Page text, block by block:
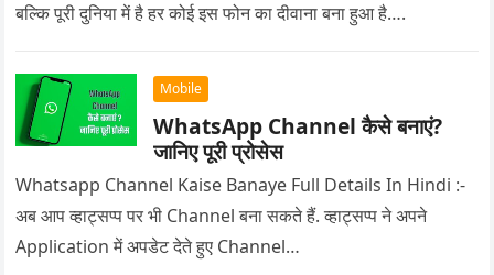
बल्कि पूरी दुनिया में है हर कोई इस फोन का दीवाना बना हुआ है….
Mobile
WhatsApp Channel कैसे बनाएं?
जानिए पूरी प्रोसेस
Whatsapp Channel Kaise Banaye Full Details In Hindi :-
अब आप व्हाट्सप्प पर भी Channel बना सकते हैं. व्हाट्सप्प ने अपने
Application में अपडेट देते हुए Channel…